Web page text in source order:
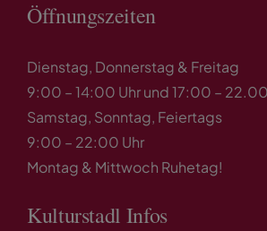
Öffnungszeiten
Dienstag, Donnerstag & Freitag
9:00 – 14:00 Uhr und 17:00 –
Samstag, Sonntag, Feiertags
9:00 – 22:00 Uhr
Montag & Mittwoch Ruhetag!
Kulturstadl Infos